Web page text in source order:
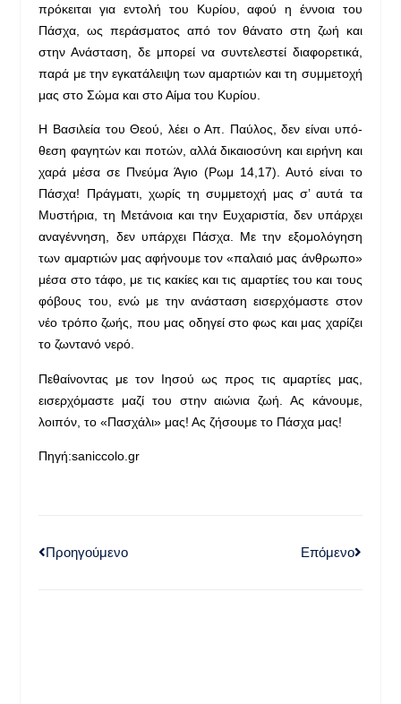
πρόκειται για εντολή του Κυρίου, αφού η έννοια του
Πάσχα, ως περάσματος από τον θάνατο στη ζωή και
στην Ανάσταση, δε μπορεί να συντελεστεί διαφορετικά,
παρά με την εγκατάλειψη των αμαρτιών και τη συμμετοχή
μας στο Σώμα και στο Αίμα του Κυρίου.
Η Βασιλεία του Θεού, λέει ο Απ. Παύλος, δεν είναι υπό-
θεση φαγητών και ποτών, αλλά δικαιοσύνη και ειρήνη και
χαρά μέσα σε Πνεύμα Άγιο (Ρωμ 14,17). Αυτό είναι το
Πάσχα! Πράγματι, χωρίς τη συμμετοχή μας σ’ αυτά τα
Μυστήρια, τη Μετάνοια και την Ευχαριστία, δεν υπάρχει
αναγέννηση, δεν υπάρχει Πάσχα. Με την εξομολόγηση
των αμαρτιών μας αφήνουμε τον «παλαιό μας άνθρωπο»
μέσα στο τάφο, με τις κακίες και τις αμαρτίες του και τους
φόβους του, ενώ με την ανάσταση εισερχόμαστε στον
νέο τρόπο ζωής, που μας οδηγεί στο φως και μας χαρίζει
το ζωντανό νερό.
Πεθαίνοντας με τον Ιησού ως προς τις αμαρτίες μας,
εισερχόμαστε μαζί του στην αιώνια ζωή. Ας κάνουμε,
λοιπόν, το «Πασχάλι» μας! Ας ζήσουμε το Πάσχα μας!
Πηγή:saniccolo.gr
Προηγούμενο Επόμενο